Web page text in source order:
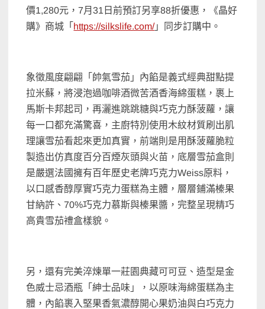
價1,280元，7月31日前預訂另享88折優惠，《晶好
購》商城「 https://silkslife.com/」同步訂購中。
象徵風度翩翩「帥氣雪茄」內餡是義式經典甜點提
拉米蘇，將浸泡過咖啡酒微苦酒香海綿蛋糕，裹上
馬斯卡邦起司，再灑進跳跳糖與巧克力酥菠蘿，讓
每一口都充滿驚喜，主廚特別使用木紋材質刷出肌
理讓雪茄看起來更加真實，前端則是用酥菠蘿脆粒
製造出仿真度百分百煙灰頭與火苗，底層雪茄盒則
是嚴選法國擁有百年歷史老牌巧克力Weiss原料，
以口感香醇厚實巧克力蛋糕為主體，層層鋪滿榛果
甘納許、70%巧克力慕斯與榛果醬，完整呈現精巧
高貴雪茄禮盒樣貌。
另，還有完美淬煉單一莊園典藏可可豆、造型是金
色威士忌酒瓶「紳士品味」，以原味海綿蛋糕為主
體，內餡裹入堅果香氣濃醇開心果奶油與白巧克力